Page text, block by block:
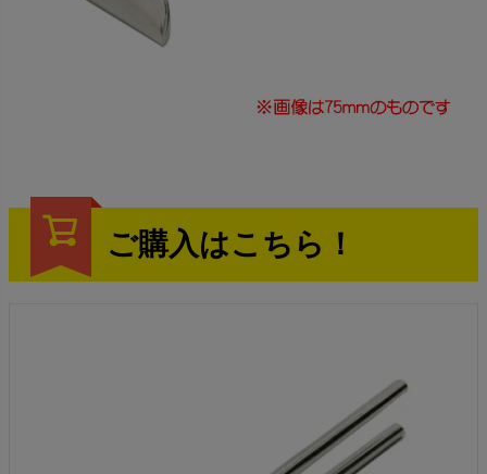
ご購入はこちら！